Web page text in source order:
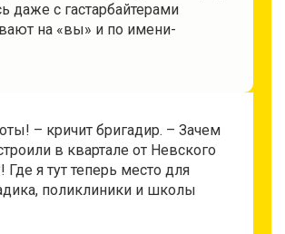
даже с гастарбайтерами
на «вы» и по имени-
– кричит бригадир. – Зачем
в квартале от Невского
Где я тут теперь место для
поликлиники и школы